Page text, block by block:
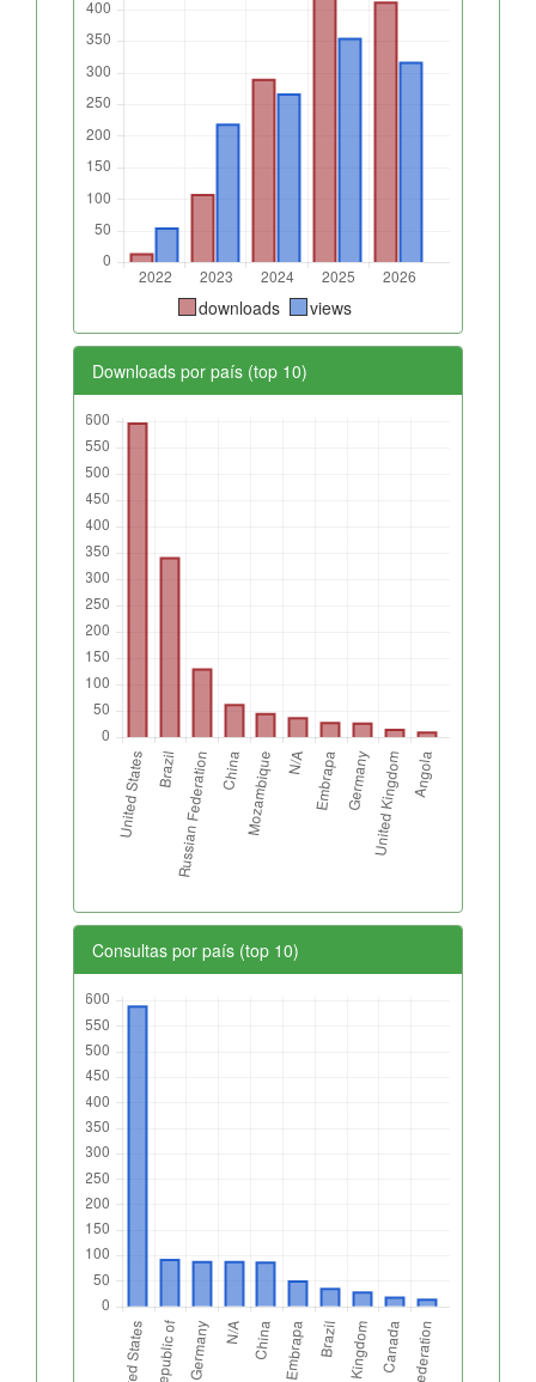
downloads views
Downloads por país (top 10)
Consultas por país (top 10)